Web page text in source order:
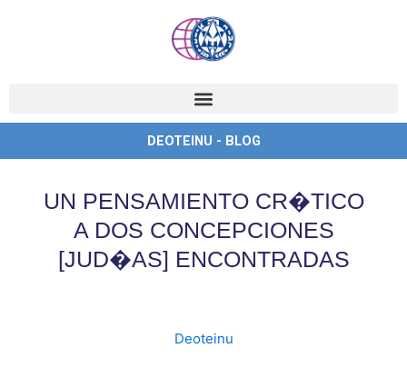
DEOTEINU - BLOG
UN PENSAMIENTO CR�TICO
A DOS CONCEPCIONES
[JUD�AS] ENCONTRADAS
Deoteinu